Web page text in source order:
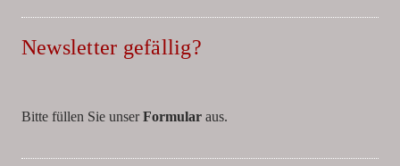
Newsletter gefällig?
Bitte füllen Sie unserFormularaus.